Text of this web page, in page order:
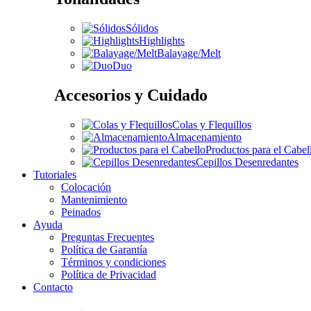
Sólidos
Highlights
Balayage/Melt
Duo
Accesorios y Cuidado
Colas y Flequillos
Almacenamiento
Productos para el
Cepillos Desenredantes
Tutoriales
Colocación
Mantenimiento
Peinados
Ayuda
Preguntas Frecuentes
Política de Garantía
Términos y condiciones
Política de Privacidad
Contacto